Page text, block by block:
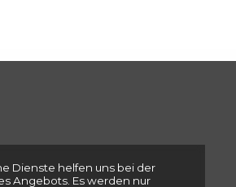
Dienste helfen uns bei der
Angebots. Es werden nur